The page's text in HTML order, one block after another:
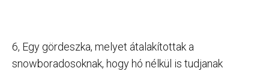
6, Egy gördeszka, melyet átalakítottak a
snowboradosoknak, hogy hó nélkül is tudjanak